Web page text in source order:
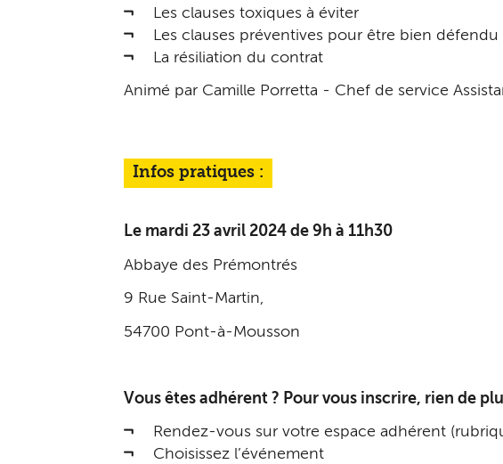
Les clauses toxiques à éviter
Les clauses préventives pour être bien défendu
La résiliation du contrat
Animé par Camille Porretta - Chef de service
Infos pratiques :
Le mardi 23 avril 2024 de 9h à 11h30
Abbaye des Prémontrés
9 Rue Saint-Martin,
54700 Pont-à-Mousson
Vous êtes adhérent ? Pour vous inscrire, rien de
Rendez-vous sur votre espace adhérent
Choisissez l’événement